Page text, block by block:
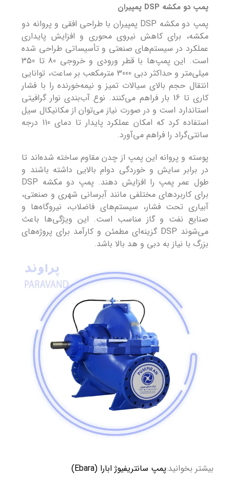
پمپ دو مکشه DSP پمپیران
پمپ دو مکشه DSP پمپیران با طراحی افقی و پروانه دو
مکشه، برای کاهش نیروی محوری و افزایش پایداری
عملکرد در سیستم‌های صنعتی و تأسیساتی طراحی شده
است. این پمپ‌ها با قطر ورودی و خروجی 80 تا 350
میلی‌متر و حداکثر دبی 3000 مترمکعب بر ساعت، توانایی
انتقال حجم بالای سیالات تمیز و نیمه‌خورنده را با فشار
کاری تا 16 بار فراهم می‌کنند. نوع آب‌بندی نوار گرافیتی
استاندارد است و در صورت نیاز می‌توان از مکانیکال سیل
استفاده کرد که امکان عملکرد پایدار تا دمای 110 درجه
سانتی‌گراد را فراهم می‌آورد.
پوسته و پروانه این پمپ از چدن مقاوم ساخته شده‌اند تا
در برابر سایش و خوردگی دوام بالایی داشته باشند و
طول عمر پمپ را افزایش دهند. پمپ دو مکشه DSP
برای کاربردهای مختلفی مانند آبرسانی شهری و صنعتی،
آبیاری تحت فشار، سیستم‌های فاضلاب، نیروگاه‌ها و
صنایع نفت و گاز مناسب است. این ویژگی‌ها باعث
می‌شوند DSP گزینه‌ای مطمئن و کارآمد برای پروژه‌های
بزرگ با نیاز به دبی و هد بالا باشد.
بیشتر بخوانید:پمپ سانتریفیوژ ابارا (Ebara)